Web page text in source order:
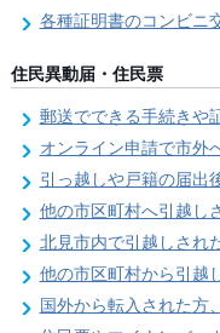
各種証明書のコンビニ
住民異動届・住民票
郵送でできる手続きや証明書
オンライン申請で市外へ
引っ越しや戸籍の届出
他の市区町村へ引越し
北見市内で引越しされ
他の市区町村から引越
国外から転入された方